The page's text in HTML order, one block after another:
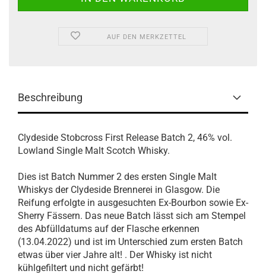
AUF DEN MERKZETTEL
Beschreibung
Clydeside Stobcross First Release Batch 2, 46% vol.
Lowland Single Malt Scotch Whisky.
Dies ist Batch Nummer 2 des ersten Single Malt
Whiskys der Clydeside Brennerei in Glasgow. Die
Reifung erfolgte in ausgesuchten Ex-Bourbon sowie Ex-
Sherry Fässern. Das neue Batch lässt sich am Stempel
des Abfülldatums auf der Flasche erkennen
(13.04.2022) und ist im Unterschied zum ersten Batch
etwas über vier Jahre alt! . Der Whisky ist nicht
kühlgefiltert und nicht gefärbt!